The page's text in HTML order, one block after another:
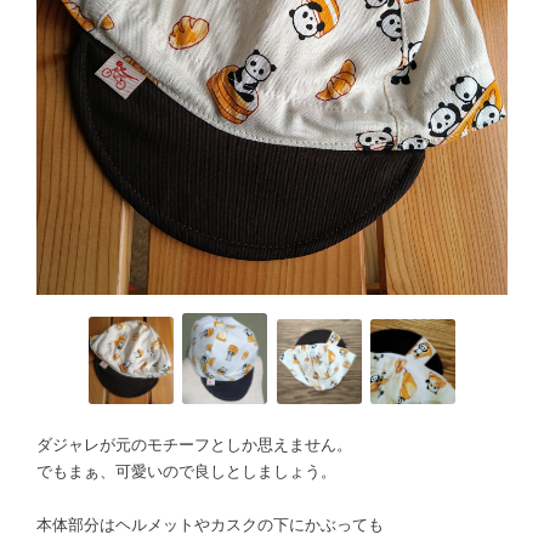
ダジャレが元のモチーフとしか思えません。
でもまぁ、可愛いので良しとしましょう。
本体部分はヘルメットやカスクの下にかぶっても